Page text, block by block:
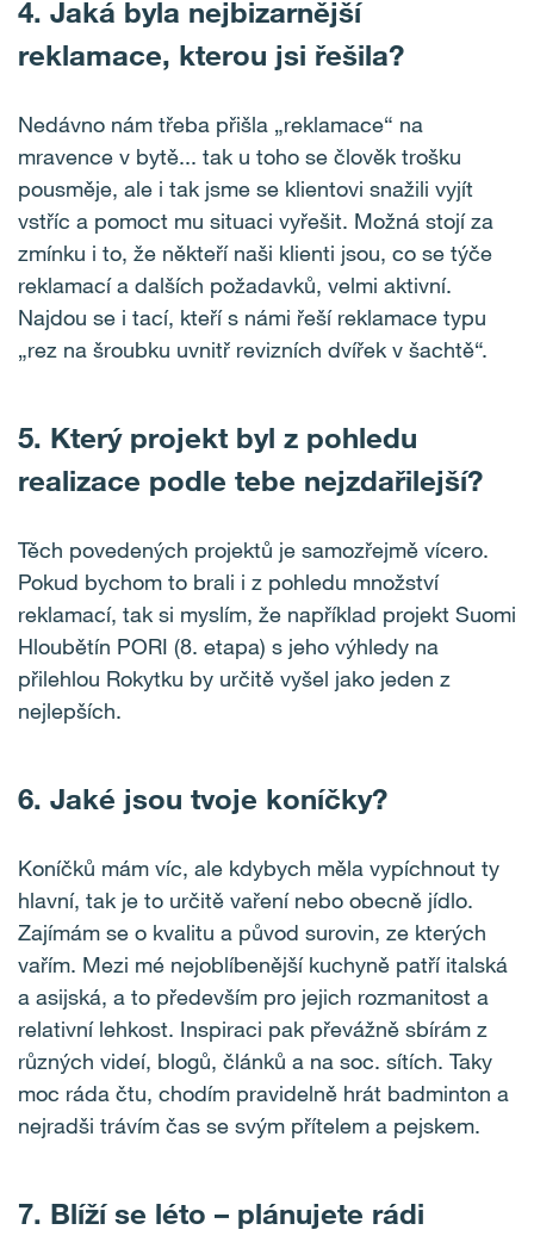
4. Jaká byla nejbizarnější
reklamace, kterou jsi řešila?
Nedávno nám třeba přišla „reklamace“ na
mravence v bytě... tak u toho se člověk trošku
pousměje, ale i tak jsme se klientovi snažili vyjít
vstříc a pomoct mu situaci vyřešit. Možná stojí za
zmínku i to, že někteří naši klienti jsou, co se týče
reklamací a dalších požadavků, velmi aktivní.
Najdou se i tací, kteří s námi řeší reklamace typu
„rez na šroubku uvnitř revizních dvířek v šachtě“.
5. Který projekt byl z pohledu
realizace podle tebe nejzdařilejší?
Těch povedených projektů je samozřejmě vícero.
Pokud bychom to brali i z pohledu množství
reklamací, tak si myslím, že například projekt Suomi
Hloubětín PORI (8. etapa) s jeho výhledy na
přilehlou Rokytku by určitě vyšel jako jeden z
nejlepších.
6. Jaké jsou tvoje koníčky?
Koníčků mám víc, ale kdybych měla vypíchnout ty
hlavní, tak je to určitě vaření nebo obecně jídlo.
Zajímám se o kvalitu a původ surovin, ze kterých
vařím. Mezi mé nejoblíbenější kuchyně patří italská
a asijská, a to především pro jejich rozmanitost a
relativní lehkost. Inspiraci pak převážně sbírám z
různých videí, blogů, článků a na soc. sítích. Taky
moc ráda čtu, chodím pravidelně hrát badminton a
nejradši trávím čas se svým přítelem a pejskem.
7. Blíží se léto – plánujete rádi